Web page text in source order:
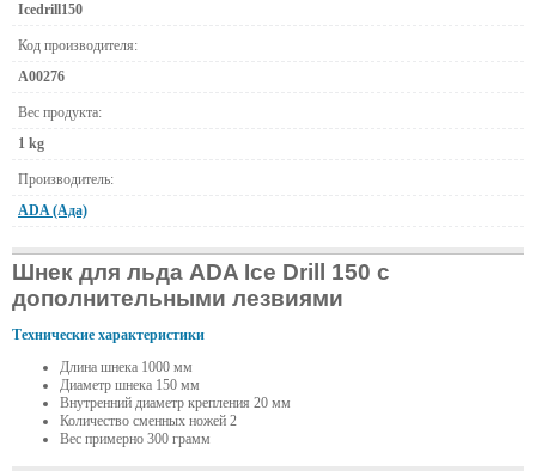
Icedrill150
Код производителя:
А00276
Вес продукта:
1 kg
Производитель:
ADA (Ада)
Шнек для льда ADA Ice Drill 150 с
дополнительными лезвиями
Технические характеристики
Длина шнека 1000 мм
Диаметр шнека 150 мм
Внутренний диаметр крепления 20 мм
Количество сменных ножей 2
Вес примерно 300 грамм